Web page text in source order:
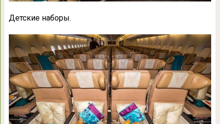
Детские наборы.